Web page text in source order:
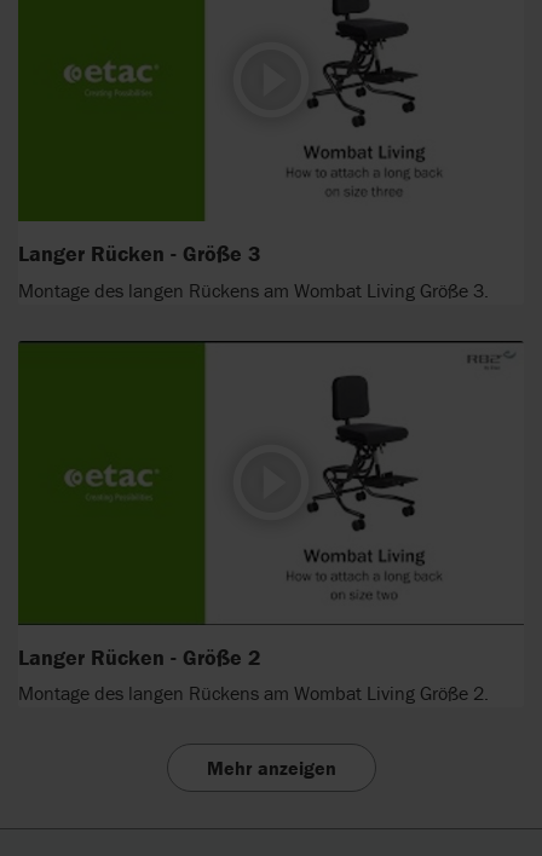
Langer Rücken - Größe 3
Montage des langen Rückens am Wombat Living Größe 3.
Langer Rücken - Größe 2
Montage des langen Rückens am Wombat Living Größe 2.
Mehr anzeigen